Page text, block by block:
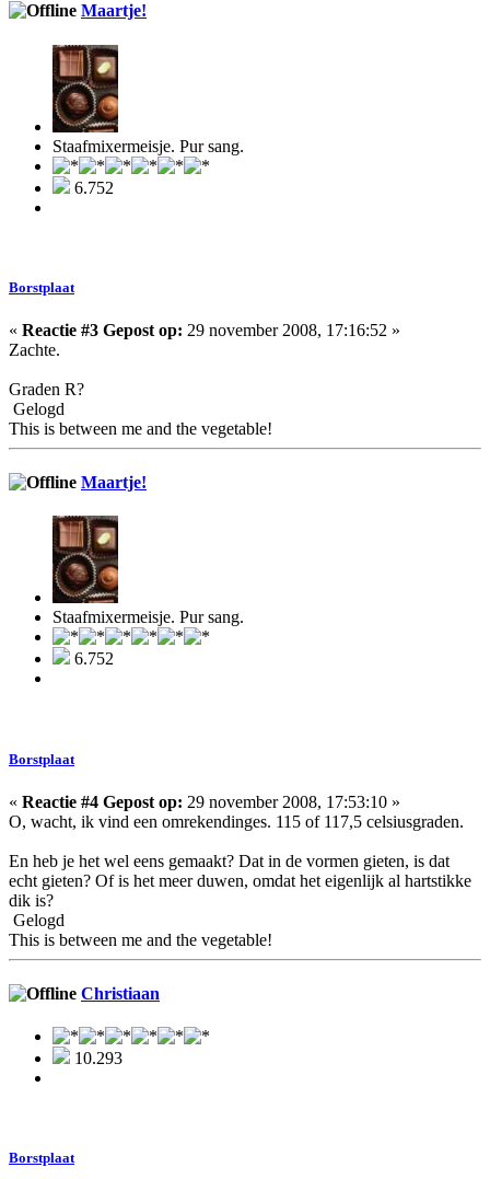
Maartje!
Staafmixermeisje. Pur sang.
6.752
Borstplaat
« Reactie #3 Gepost op: 29 november 2008, 17:16:52 »
Zachte.
Graden R?
Gelogd
This is between me and the vegetable!
Maartje!
Staafmixermeisje. Pur sang.
6.752
Borstplaat
« Reactie #4 Gepost op: 29 november 2008, 17:53:10 »
O, wacht, ik vind een omrekendinges. 115 of 117,5 celsiusgraden.
En heb je het wel eens gemaakt? Dat in de vormen gieten, is dat
echt gieten? Of is het meer duwen, omdat het eigenlijk al hartstikke
dik is?
Gelogd
This is between me and the vegetable!
Christiaan
10.293
Borstplaat